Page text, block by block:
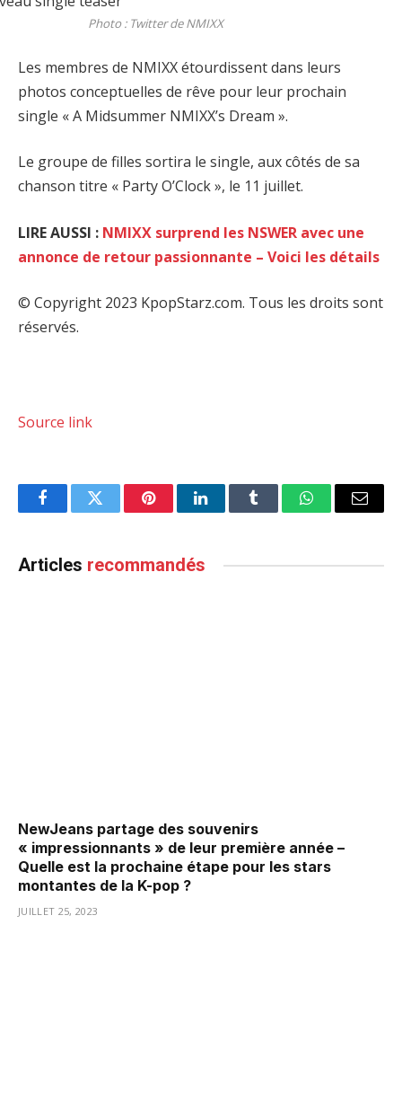
Photo : Twitter de NMIXX
Les membres de NMIXX étourdissent dans leurs
photos conceptuelles de rêve pour leur prochain
single « A Midsummer NMIXX’s Dream ».
Le groupe de filles sortira le single, aux côtés de sa
chanson titre « Party O’Clock », le 11 juillet.
LIRE AUSSI : NMIXX surprend les NSWER avec une
annonce de retour passionnante – Voici les détails
© Copyright 2023 KpopStarz.com. Tous les droits sont
réservés.
Source link
FacebookTwitter PinterestLinkedInTumblr WhatsAppEmail
Articles recommandés
NewJeans partage des souvenirs
« impressionnants » de leur première année –
Quelle est la prochaine étape pour les stars
montantes de la K-pop ?
JUILLET 25, 2023